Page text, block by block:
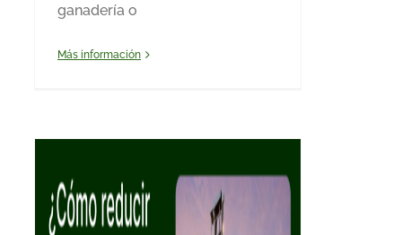
ganadería o
Más información